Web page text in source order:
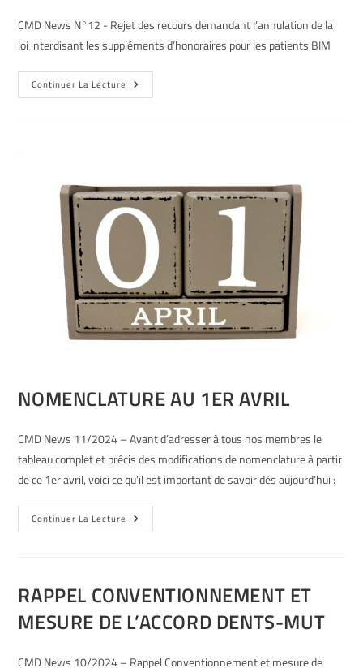
CMD News N°12 - Rejet des recours demandant l’annulation de la
loi interdisant les suppléments d’honoraires pour les patients BIM
Continuer La Lecture
NOMENCLATURE AU 1ER AVRIL
CMD News 11/2024 – Avant d’adresser à tous nos membres le
tableau complet et précis des modifications de nomenclature à partir
de ce 1er avril, voici ce qu’il est important de savoir dès aujourd’hui :
Continuer La Lecture
RAPPEL CONVENTIONNEMENT ET
MESURE DE L’ACCORD DENTS-MUT
CMD News 10/2024 – Rappel Conventionnement et mesure de